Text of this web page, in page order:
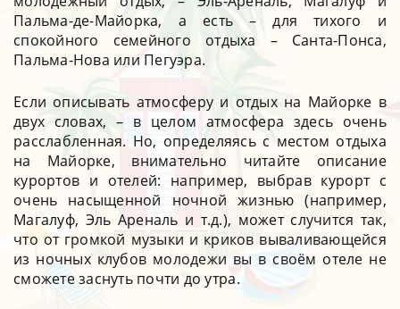
Пальма-де-Майорка, а есть – для тихого и
спокойного семейного отдыха – Санта-Понса,
Пальма-Нова или Пегуэра.
Если описывать атмосферу и отдых на Майорке в
двух словах, – в целом атмосфера здесь очень
расслабленная. Но, определяясь с местом отдыха
на Майорке, внимательно читайте описание
курортов и отелей: например, выбрав курорт с
очень насыщенной ночной жизнью (например,
Магалуф, Эль Ареналь и т.д.), может случится так,
что от громкой музыки и криков вываливающейся
из ночных клубов молодежи вы в своём отеле не
сможете заснуть почти до утра.